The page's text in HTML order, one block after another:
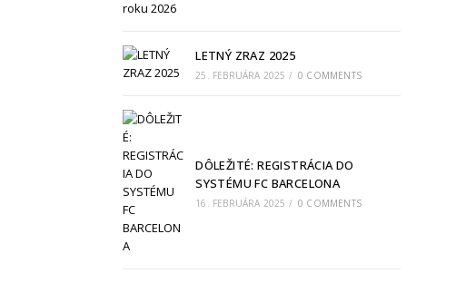
LETNÝ ZRAZ 2025
25. FEBRUÁRA 2025 / 0 COMMENTS
DÔLEŽITÉ: REGISTRÁCIA DO
SYSTÉMU FC BARCELONA
16. FEBRUÁRA 2025 / 0 COMMENTS